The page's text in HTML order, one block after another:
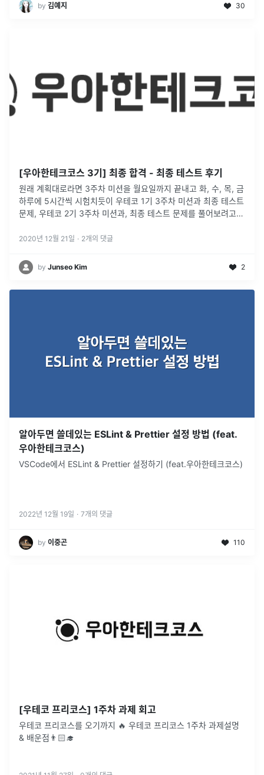
by 김예지 30
[우아한테크코스 3기] 최종 합격 - 최종 테스트 후기
원래 계획대로라면 3주차 미션을 월요일까지 끝내고 화, 수, 목, 금
하루에 5시간씩 시험치듯이 우테코 1기 3주차 미션과 최종 테스트
문제, 우테코 2기 3주차 미션과, 최종 테스트 문제를 풀어보려고
2020년 12월 21일 · 2개의 댓글
by Junseo Kim 2
알아두면 쓸데있는 ESLint & Prettier 설정 방법 (feat.
우아한테크코스)
VSCode에서 ESLint & Prettier 설정하기 (feat.우아한테크코스)
2022년 12월 19일 · 7개의 댓글
by 이중곤 110
[우테코 프리코스] 1주차 과제 회고
우테코 프리코스를 오기까지 🔥 우테코 프리코스 1주차 과제설명
& 배운점👨🏻‍🎓